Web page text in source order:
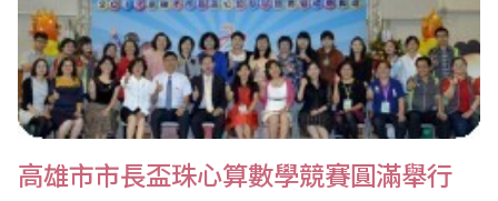
高雄市市長盃珠心算數學競賽圓滿舉行